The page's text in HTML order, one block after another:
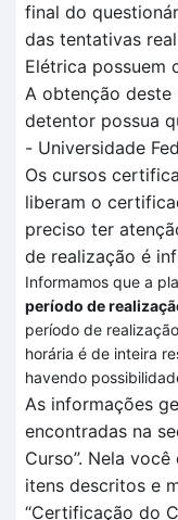
final do
das tentativas
Elétrica possuem
A obtenção
detentor possua
- Universidade
Os cursos
liberam o
preciso ter
de realização é
Informamos que a
período de
período de
horária é de inteira
havendo
As informações
encontradas na
Curso”. Nela você
itens descritos e
“Certificação do